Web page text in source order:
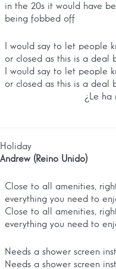
in the 20s it would have
being fobbed off
I would say to let people
or closed as this is a deal
I would say to let people
or closed as this is a deal
¿Le ha
Holiday
Andrew (Reino Unido)
Close to all amenities,
everything you need to
Close to all amenities,
everything you need to
Needs a shower screen
Needs a shower screen